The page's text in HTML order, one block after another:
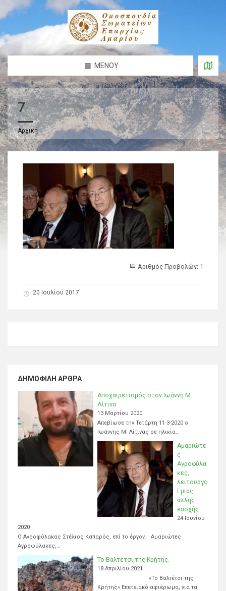
ΜΕΝΟΎ
7
Αρχική
Αριθμός Προβολών: 1
20 Ιουλίου 2017
ΔΗΜΟΦΙΛΉ ΆΡΘΡΑ
Αποχαιρετισμός στον Ιωάννη Μ.
Λίτινα
13 Μαρτίου 2020
Απεβίωσε την Τετάρτη 11-3-2020 ο
Ιωάννης Μ. Λίτινας σε ηλικία…
Αμαριώτε
ς
Αγροφύλα
κες,
λειτουργο
ί μιας
άλλης
εποχής
24 Ιουνίου
2020
Ο Αγροφύλακας Στέλιος Καπαρός, επί το έργον. Αμαριώτες
Αγροφύλακες,…
Το Βαλτέτσι της Κρήτης.
18 Απριλίου 2021
«Το Βαλτέτσι της
Κρήτης» Επετειακό αφιέρωμα, για τα